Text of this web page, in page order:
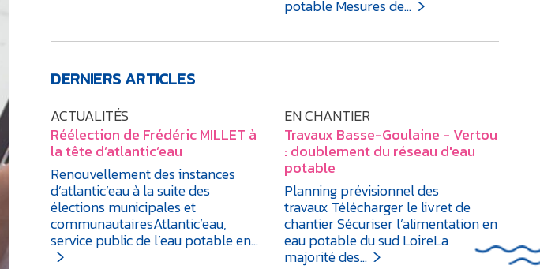
potable Mesures de…
DERNIERS ARTICLES
ACTUALITÉS
Réélection de Frédéric MILLET à
la tête d’atlantic’eau
Renouvellement des instances
d’atlantic’eau à la suite des
élections municipales et
communautairesAtlantic’eau,
service public de l’eau potable en…
EN CHANTIER
Travaux Basse-Goulaine - Vertou
: doublement du réseau d'eau
potable
Planning prévisionnel des
travaux Télécharger le livret de
chantier Sécuriser l’alimentation en
eau potable du sud LoireLa
majorité des…